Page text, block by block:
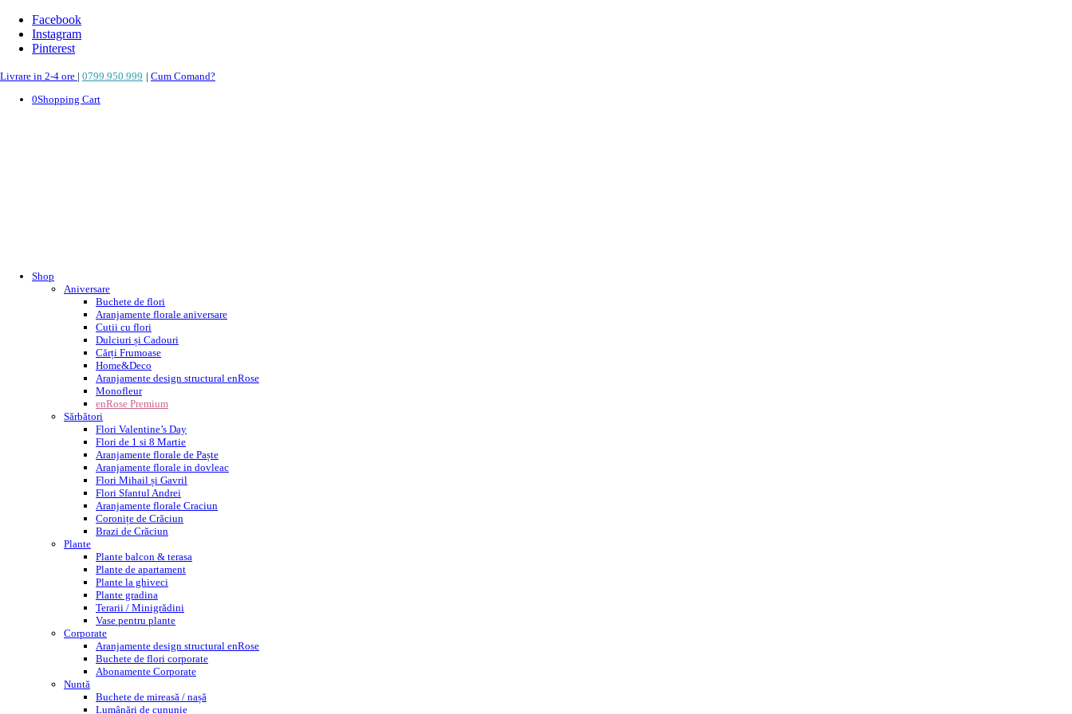
Facebook
Instagram
Pinterest
Livrare in 2-4 ore | 0799.950.999 | Cum Comand?
0Shopping Cart
Shop
Aniversare
Buchete de flori
Aranjamente florale aniversare
Cutii cu flori
Dulciuri și Cadouri
Cărți Frumoase
Home&Deco
Aranjamente design structural enRose
Monofleur
enRose Premium
Sărbători
Flori Valentine’s Day
Flori de 1 si 8 Martie
Aranjamente florale de Paște
Aranjamente florale in dovleac
Flori Mihail și Gavril
Flori Sfantul Andrei
Aranjamente florale Craciun
Coronițe de Crăciun
Brazi de Crăciun
Plante
Plante balcon & terasa
Plante de apartament
Plante la ghiveci
Plante gradina
Terarii / Minigrădini
Vase pentru plante
Corporate
Aranjamente design structural enRose
Buchete de flori corporate
Abonamente Corporate
Nuntă
Buchete de mireasă / nașă
Lumânări de cununie